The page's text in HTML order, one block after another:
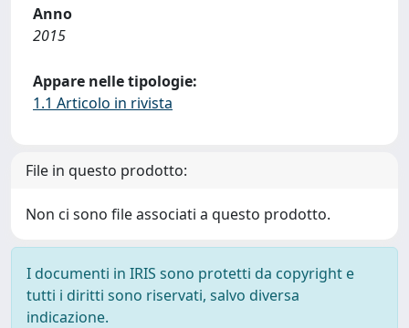
Anno
2015
Appare nelle tipologie:
1.1 Articolo in rivista
File in questo prodotto:
Non ci sono file associati a questo prodotto.
I documenti in IRIS sono protetti da copyright e
tutti i diritti sono riservati, salvo diversa
indicazione.